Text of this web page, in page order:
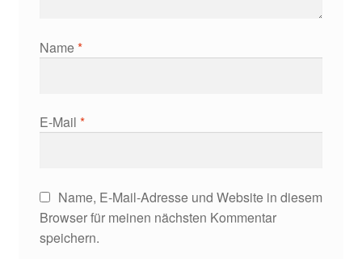
Name*
E-Mail *
Name, E-Mail-Adresse und Website in diesem
Browser für meinen nächsten Kommentar
speichern.